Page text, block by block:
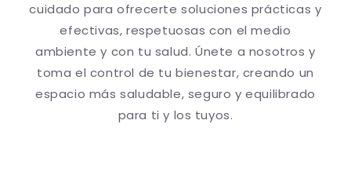
cuidado para ofrecerte soluciones prácticas y
efectivas, respetuosas con el medio
ambiente y con tu salud. Únete a nosotros y
toma el control de tu bienestar, creando un
espacio más saludable, seguro y equilibrado
para ti y los tuyos.